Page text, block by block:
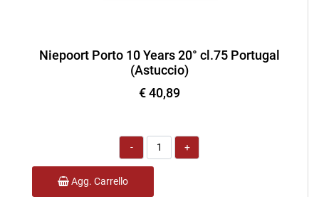
Niepoort Porto 10 Years 20° cl.75 Portugal
(Astuccio)
€ 40,89
Quantità
Agg. Carrello